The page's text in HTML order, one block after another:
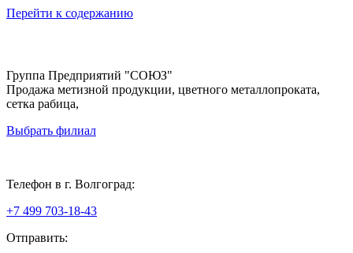
Перейти к содержанию
Группа Предприятий "СОЮЗ"
Продажа метизной продукции, цветного металлопроката,
сетка рабица,
Выбрать филиал
Телефон в г. Волгоград:
+7 499 703-18-43
Отправить: